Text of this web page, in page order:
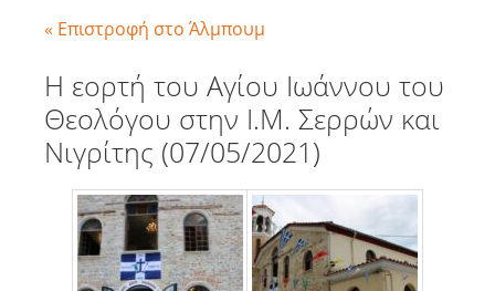
« Επιστροφή στο Άλμπουμ
Η εορτή του Αγίου Ιωάννου του
Θεολόγου στην Ι.Μ. Σερρών και
Νιγρίτης (07/05/2021)